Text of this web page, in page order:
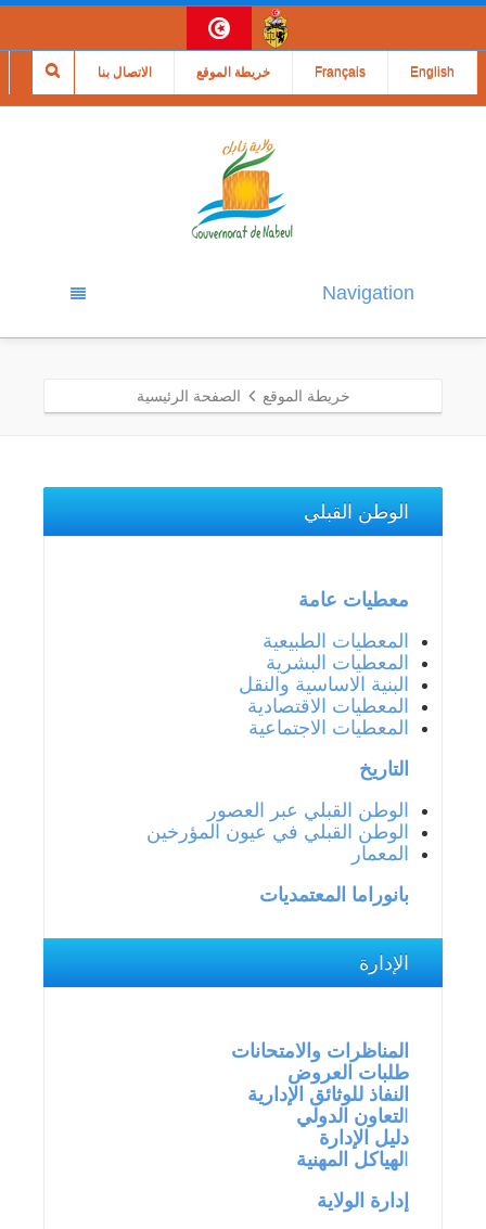
الاتصال بنا خريطة الموقع Français English
Navigation
خريطة الموقع الصفحة الرئيسية
الوطن القبلي
معطيات عامة
المعطيات الطبيعية
المعطيات البشرية
البنية الاساسية والنقل
المعطيات الاقتصادية
المعطيات الاجتماعية
التاريخ
الوطن القبلي عبر العصور
الوطن القبلي في عيون المؤرخين
المعمار
بانوراما المعتمديات
الإدارة
المناظرات والامتحانات
طلبات العروض
النفاذ للوثائق الإدارية
التعاون الدولي
دليل الإدارة
الهياكل المهنية
إدارة الولاية